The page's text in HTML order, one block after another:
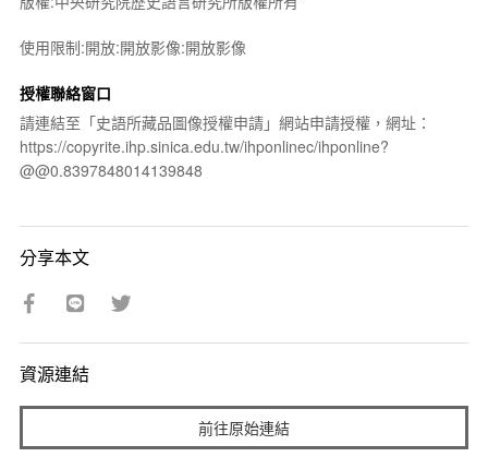
使用限制:開放:開放影像:開放影像
授權聯絡窗口
請連結至「史語所藏品圖像授權申請」網站申請授權，網址：
https://copyrite.ihp.sinica.edu.tw/ihponlinec/ihponline?
@@0.8397848014139848
分享本文
資源連結
前往原始連結